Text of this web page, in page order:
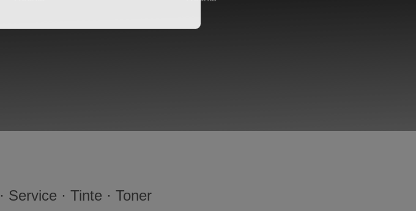
Service · Tinte · Toner